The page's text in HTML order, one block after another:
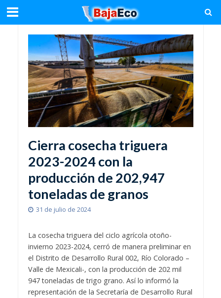
Cierra cosecha triguera
2023-2024 con la
producción de 202,947
toneladas de granos
31 de julio de 2024
La cosecha triguera del ciclo agrícola otoño-
invierno 2023-2024, cerró de manera preliminar en
el Distrito de Desarrollo Rural 002, Río Colorado –
Valle de Mexicali-, con la producción de 202 mil
947 toneladas de trigo grano. Así lo informó la
representación de la Secretaría de Desarrollo Rural